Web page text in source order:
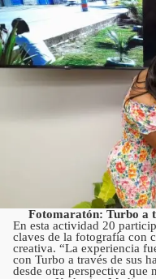
Fotomaratón: Turbo a
En esta actividad 20
claves de la fotografía con
creativa. “La experiencia
con Turbo a través de sus
desde otra perspectiva que